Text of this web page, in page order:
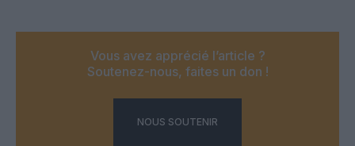
Vous avez apprécié l’article ?
Soutenez-nous, faites un don !
NOUS SOUTENIR